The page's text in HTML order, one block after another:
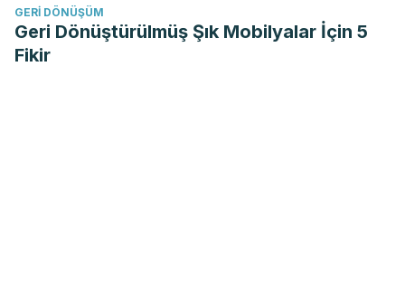
GERI DÖNÜŞÜM
Geri Dönüştürülmüş Şık Mobilyalar İçin 5
Fikir